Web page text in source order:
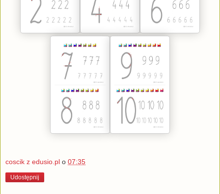
coscik z edusio.pl o 07:35
Udostępnij